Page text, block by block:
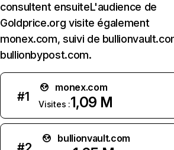
consultent ensuiteL'audience de
Goldprice.org visite également
monex.com, suivi de
bullionbypost.com.
#1
monex.com
Visites :1,09 M
bullionvault.com